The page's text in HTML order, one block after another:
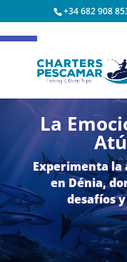
+34 682 908
La
Experimenta la
en Dénia,
desafíos
Abrir barra